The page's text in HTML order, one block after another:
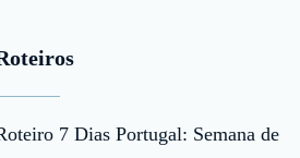
7 Dias Portugal: Semana de